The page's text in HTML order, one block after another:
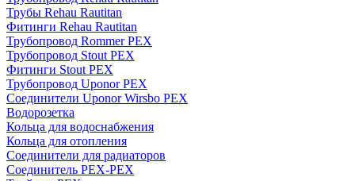
Трубы Rehau Rautitan
Фитинги Rehau Rautitan
Трубопровод Rommer PEX
Трубопровод Stout PEX
Фитинги Stout PEX
Трубопровод Uponor PEX
Соединители Uponor Wirsbo PEX
Водорозетка
Кольца для водоснабжения
Кольца для отопления
Соединители для радиаторов
Соединитель PEX-PEX